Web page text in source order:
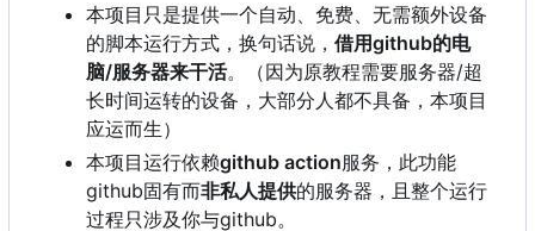
本项目只是提供一个自动、免费、无需额外设备
的脚本运行方式，换句话说， 借用github的电
脑/服务器来干活。（因为原教程需要服务器/超
长时间运转的设备，大部分人都不具备，本项目
应运而生）
本项目运行依赖github action服务，此功能
github固有而非私人提供的服务器，且整个运行
过程只涉及你与github。